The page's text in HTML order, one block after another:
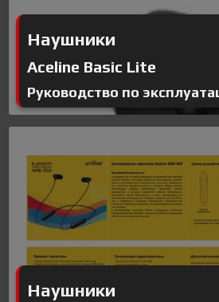
Наушники
Aceline Basic Lite
Руководство по
Наушники